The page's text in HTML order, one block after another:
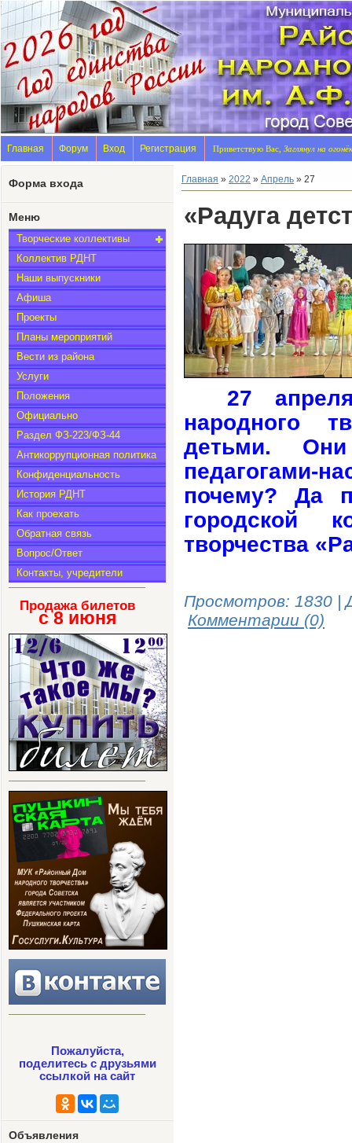
Главная Форум Вход Регистрация Приветствую Вас, Заглянул на огонёк
Форма входа
Меню
Творческие коллективы
Коллектив РДНТ
Наши выпускники
Афиша
Проекты
Планы мероприятий
Вести из района
Услуги
Положения
Официально
Раздел ФЗ-223/ФЗ-44
Антикоррупционная политика
Конфиденциальность
История РДНТ
Как проехать
Обратная связь
Вопрос/Ответ
Контакты, учредители
Продажа билетов
с 8 июня
Пожалуйста,
поделитесь с друзьями
ссылкой на сайт
Объявления
Главная » 2022 » Апрель » 27
«Радуга
27
народного
детьми.
педагогами-
почему? Да
городской
творчества
Просмотров: 1830 |
Комментарии (0)